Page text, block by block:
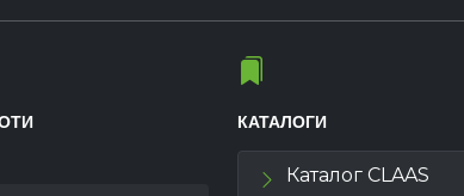
КАТАЛОГИ
Каталог CLAAS